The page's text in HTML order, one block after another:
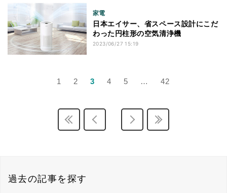
家電
日本エイサー、省スペース設計にこだ
わった円柱形の空気清浄機
2023/06/27 15:19
1 2 3 4 5 … 42
過去の記事を探す